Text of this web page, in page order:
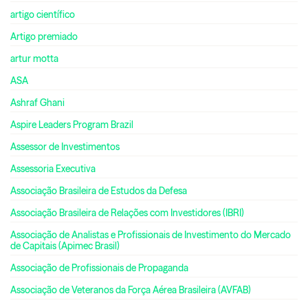
artigo científico
Artigo premiado
artur motta
ASA
Ashraf Ghani
Aspire Leaders Program Brazil
Assessor de Investimentos
Assessoria Executiva
Associação Brasileira de Estudos da Defesa
Associação Brasileira de Relações com Investidores (IBRI)
Associação de Analistas e Profissionais de Investimento do Mercado
de Capitais (Apimec Brasil)
Associação de Profissionais de Propaganda
Associação de Veteranos da Força Aérea Brasileira (AVFAB)